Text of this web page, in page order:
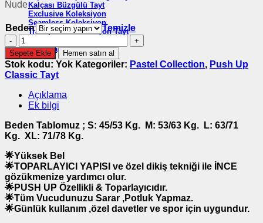
Kalçası Büzgülü Tayt
Exclusive Koleksiyon
Seamless Koleksiyon
Transparan Koleksiyon Tayt
Biker Tayt
Nude
Beden
Temizle
Push
Up
Classic
adet
Sepete Ekle Hemen satın al
Stok kodu: Yok Kategoriler: Pastel Collection, Push Up
Classic Tayt
Açıklama
Ek bilgi
Beden Tablomuz ; S: 45/53 Kg.
M: 53/63 Kg.
L: 63/71
Kg. XL: 71/78 Kg.
🌟Yüksek Bel
🌟TOPARLAYICI YAPISI ve özel dikiş tekniği ile İNCE
gözükmenize yardımcı olur.
🌟PUSH UP Özellikli & Toparlayıcıdır.
🌟Tüm Vucudunuzu Sarar ,Potluk Yapmaz.
🌟Günlük kullanım ,özel davetler ve spor için uygundur.